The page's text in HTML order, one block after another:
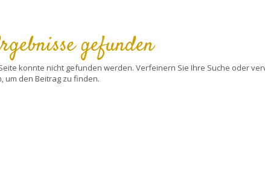
gefunden
konnte nicht gefunden werden. Verfeinern Sie Ihre Suche oder
um den Beitrag zu finden.